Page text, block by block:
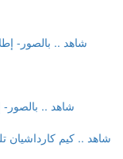
شاهد ..